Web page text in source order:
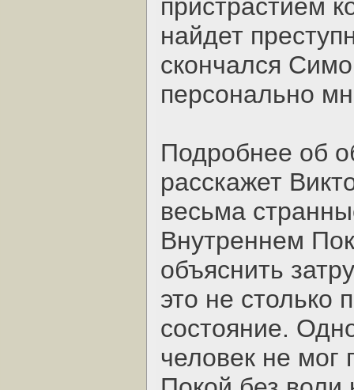
пристрастием
найдет
скончался
персонально
Подробнее об
расскажет
весьма
Внутреннем
объяснить
это не столько
состояние.
человек не мог